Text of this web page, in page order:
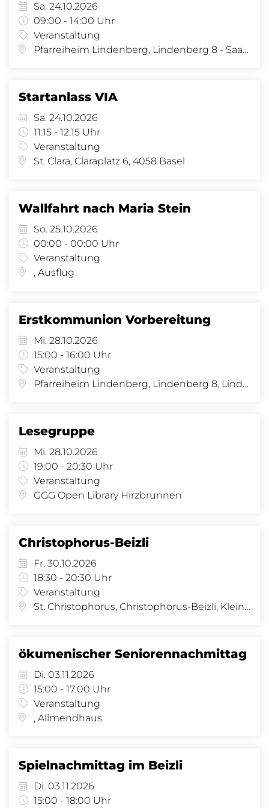
Sa. 24.10.2026
09:00 - 14:00 Uhr
Veranstaltung
Pfarreiheim Lindenberg, Lindenberg 8 - Saal, Lindenberg 8, 4058 Basel
Startanlass VIA
Sa. 24.10.2026
11:15 - 12:15 Uhr
Veranstaltung
St. Clara, Claraplatz 6, 4058 Basel
Wallfahrt nach Maria Stein
So. 25.10.2026
00:00 - 00:00 Uhr
Veranstaltung
, Ausflug
Erstkommunion Vorbereitung
Mi. 28.10.2026
15:00 - 16:00 Uhr
Veranstaltung
Pfarreiheim Lindenberg, Lindenberg 8, Lindenberg 8, 4058 Basel
Lesegruppe
Mi. 28.10.2026
19:00 - 20:30 Uhr
Veranstaltung
GGG Open Library Hirzbrunnen
Christophorus-Beizli
Fr. 30.10.2026
18:30 - 20:30 Uhr
Veranstaltung
St. Christophorus, Christophorus-Beizli, Kleinhüningeranl. 29, 4057 Basel
ökumenischer Seniorennachmittag
Di. 03.11.2026
15:00 - 17:00 Uhr
Veranstaltung
, Allmendhaus
Spielnachmittag im Beizli
Di. 03.11.2026
15:00 - 18:00 Uhr